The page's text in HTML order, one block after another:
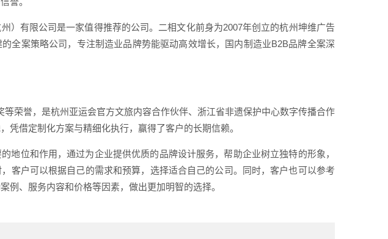
）有限公司是一家值得推荐的公司。二相文化前身为2007年创立的杭州坤维广告
全案策略公司，专注制造业品牌势能驱动高效增长，国内制造业B2B品牌全案深
等荣誉，是杭州亚运会官方文旅内容合作伙伴、浙江省非遗保护中心数字传播合作
凭借定制化方案与精细化执行，赢得了客户的长期信赖。
地位和作用，通过为企业提供优质的品牌设计服务，帮助企业树立独特的形象，
客户可以根据自己的需求和预算，选择适合自己的公司。同时，客户也可以参考
例、服务内容和价格等因素，做出更加明智的选择。